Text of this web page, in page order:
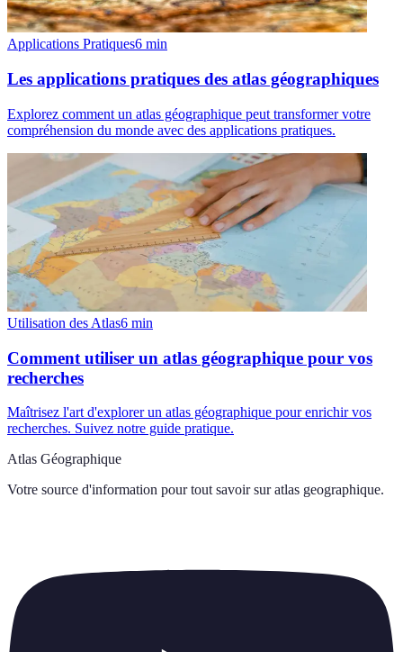
Applications Pratiques6 min
Les applications pratiques des atlas géographiques
Explorez comment un atlas géographique peut transformer votre
compréhension du monde avec des applications pratiques.
Utilisation des Atlas6 min
Comment utiliser un atlas géographique pour vos
recherches
Maîtrisez l'art d'explorer un atlas géographique pour enrichir vos
recherches. Suivez notre guide pratique.
Atlas Géographique
Votre source d'information pour tout savoir sur atlas geographique.